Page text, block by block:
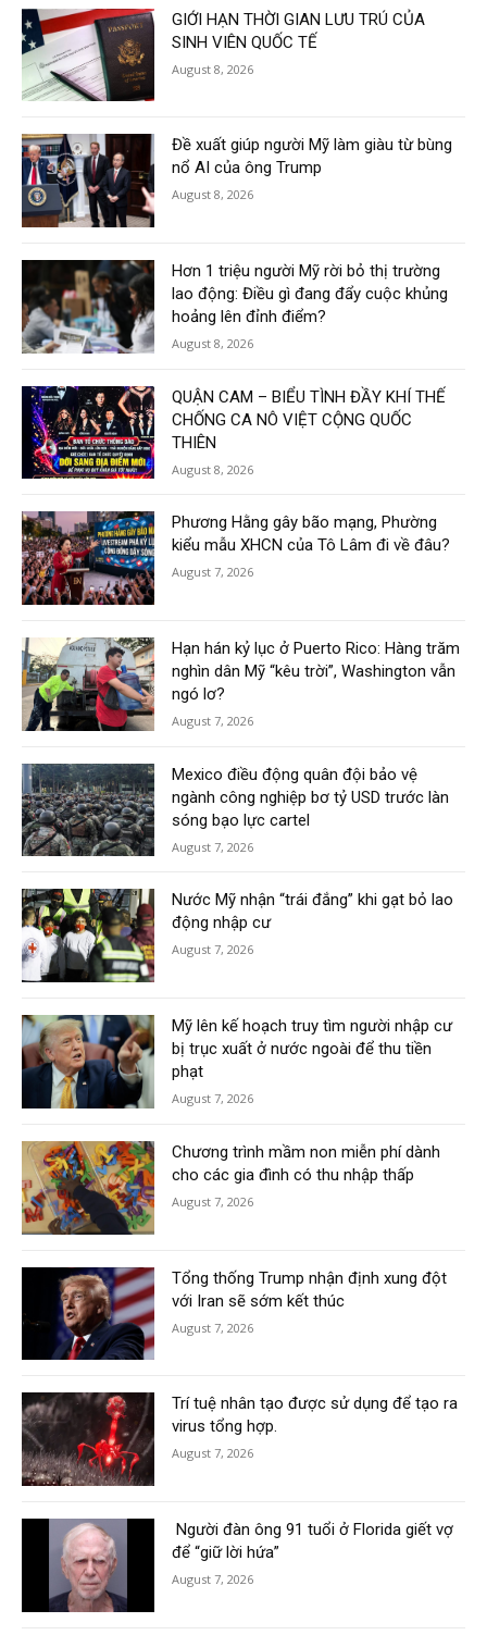
GIỚI HẠN THỜI GIAN LƯU TRÚ CỦA
SINH VIÊN QUỐC TẾ
August 8, 2026
Đề xuất giúp người Mỹ làm giàu từ bùng
nổ AI của ông Trump
August 8, 2026
Hơn 1 triệu người Mỹ rời bỏ thị trường
lao động: Điều gì đang đẩy cuộc khủng
hoảng lên đỉnh điểm?
August 8, 2026
QUẬN CAM – BIỂU TÌNH ĐẦY KHÍ THẾ
CHỐNG CA NÔ VIỆT CỘNG QUỐC
THIÊN
August 8, 2026
Phương Hằng gây bão mạng, Phường
kiểu mẫu XHCN của Tô Lâm đi về đâu?
August 7, 2026
Hạn hán kỷ lục ở Puerto Rico: Hàng trăm
nghìn dân Mỹ “kêu trời”, Washington vẫn
ngó lơ?
August 7, 2026
Mexico điều động quân đội bảo vệ
ngành công nghiệp bơ tỷ USD trước làn
sóng bạo lực cartel
August 7, 2026
Nước Mỹ nhận “trái đắng” khi gạt bỏ lao
động nhập cư
August 7, 2026
Mỹ lên kế hoạch truy tìm người nhập cư
bị trục xuất ở nước ngoài để thu tiền
phạt
August 7, 2026
Chương trình mầm non miễn phí dành
cho các gia đình có thu nhập thấp
August 7, 2026
Tổng thống Trump nhận định xung đột
với Iran sẽ sớm kết thúc
August 7, 2026
Trí tuệ nhân tạo được sử dụng để tạo ra
virus tổng hợp.
August 7, 2026
Người đàn ông 91 tuổi ở Florida giết vợ
để “giữ lời hứa”
August 7, 2026